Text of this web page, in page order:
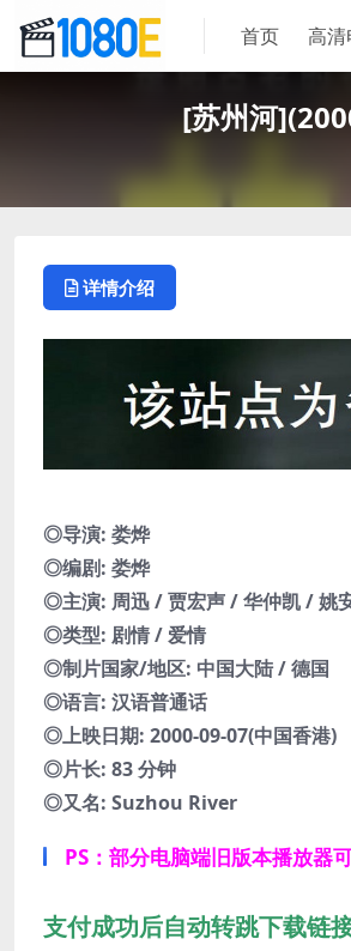
首页 高清
[苏州河
详情介绍
◎导演: 娄烨
◎编剧: 娄烨
◎主演: 周迅 / 贾宏声 / 华仲凯 / 姚
◎类型: 剧情 / 爱情
◎制片国家/地区: 中国大陆 / 德国
◎语言: 汉语普通话
◎上映日期: 2000-09-07(中国香港)
◎片长: 83 分钟
◎又名: Suzhou River
PS：部分电脑端旧版本播放器
支付成功后自动转跳下载链